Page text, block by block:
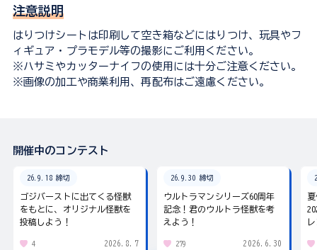
注意説明
はりつけシートは印刷して空き箱などにはりつけ、玩具やフ
ィギュア・プラモデル等の撮影にご利用ください。
※ハサミやカッターナイフの使用には十分ご注意ください。
※画像の加工や商業利用、再配布はご遠慮ください。
開催中のコンテスト
26.9.18 締切
ゴジバーストに出てくる怪獣
をもとに、オリジナル怪獣を
投稿しよう！
4 2026.8.7
26.9.30 締切
ウルトラマンシリーズ60周年
記念！君のウルトラ怪獣を考
えよう！
279 2026.6.30